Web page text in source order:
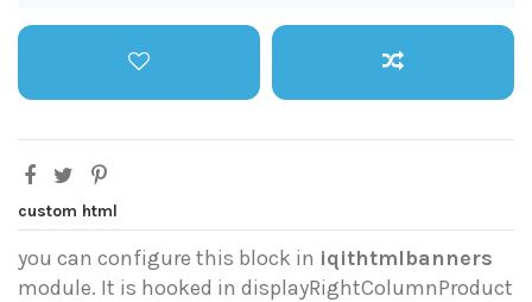
custom html
you can configure this block in iqithtmlbanners
module. It is hooked in displayRightColumnProduct